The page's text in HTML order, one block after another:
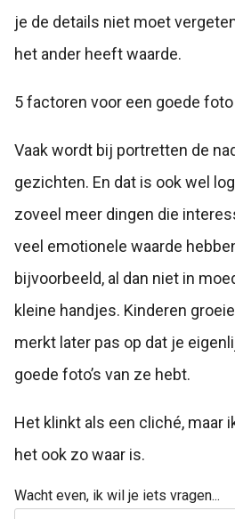
je de details niet moet
het ander heeft waarde.
5 factoren voor een goede foto
Vaak wordt bij portretten de
gezichten. En dat is ook wel
zoveel meer dingen die
veel emotionele waarde
bijvoorbeeld, al dan niet in
kleine handjes. Kinderen
merkt later pas op dat je
goede foto’s van ze hebt.
Het klinkt als een cliché, maar
het ook zo waar is.
Wacht even, ik wil je iets vragen...